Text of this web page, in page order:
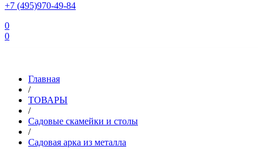
+7 (495)970-49-84
0
0
Главная
/
ТОВАРЫ
/
Садовые скамейки и столы
/
Садовая арка из металла